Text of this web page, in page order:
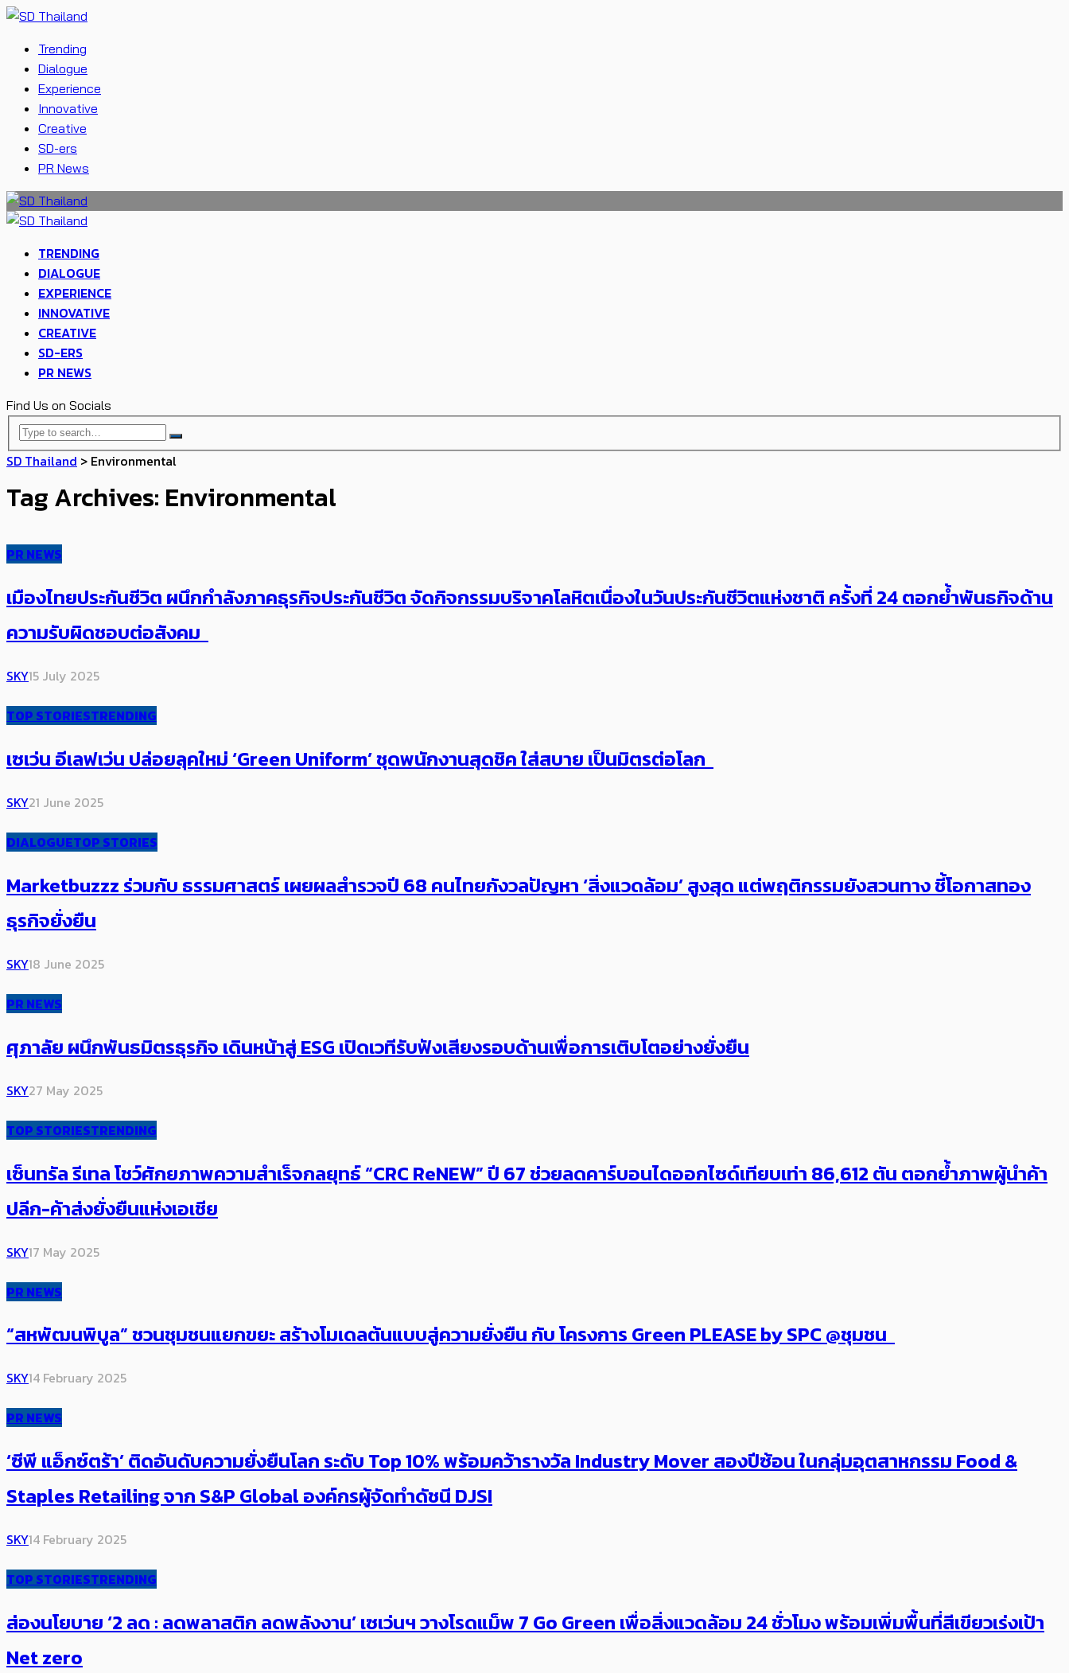
Trending
Dialogue
Experience
Innovative
Creative
SD-ers
PR News
TRENDING
DIALOGUE
EXPERIENCE
INNOVATIVE
CREATIVE
SD-ERS
PR NEWS
Find Us on Socials
SD Thailand > Environmental
Tag Archives: Environmental
PR NEWS
เมืองไทยประกันชีวิต ผนึกกำลังภาคธุรกิจประกันชีวิต จัดกิจกรรมบริจาคโลหิตเนื่องในวันประกันชีวิตแห่งชาติ ครั้งที่ 24 ตอกย้ำพันธกิจด้าน
ความรับผิดชอบต่อสังคม
SKY15 July 2025
TOP STORIESTRENDING
เซเว่น อีเลฟเว่น ปล่อยลุคใหม่ ‘Green Uniform’ ชุดพนักงานสุดชิค ใส่สบาย เป็นมิตรต่อโลก
SKY21 June 2025
DIALOGUETOP STORIES
Marketbuzzz ร่วมกับ ธรรมศาสตร์ เผยผลสำรวจปี 68 คนไทยกังวลปัญหา ‘สิ่งแวดล้อม’ สูงสุด แต่พฤติกรรมยังสวนทาง ชี้โอกาสทอง
ธุรกิจยั่งยืน
SKY18 June 2025
PR NEWS
ศุภาลัย ผนึกพันธมิตรธุรกิจ เดินหน้าสู่ ESG เปิดเวทีรับฟังเสียงรอบด้านเพื่อการเติบโตอย่างยั่งยืน
SKY27 May 2025
TOP STORIESTRENDING
เซ็นทรัล รีเทล โชว์ศักยภาพความสำเร็จกลยุทธ์ “CRC ReNEW” ปี 67 ช่วยลดคาร์บอนไดออกไซด์เทียบเท่า 86,612 ตัน ตอกย้ำภาพผู้นำค้า
ปลีก-ค้าส่งยั่งยืนแห่งเอเชีย
SKY17 May 2025
PR NEWS
“สหพัฒนพิบูล” ชวนชุมชนแยกขยะ สร้างโมเดลต้นแบบสู่ความยั่งยืน กับ โครงการ Green PLEASE by SPC @ชุมชน
SKY14 February 2025
PR NEWS
‘ซีพี แอ็กซ์ตร้า’ ติดอันดับความยั่งยืนโลก ระดับ Top 10% พร้อมคว้ารางวัล Industry Mover สองปีซ้อน ในกลุ่มอุตสาหกรรม Food &
Staples Retailing จาก S&P Global องค์กรผู้จัดทำดัชนี DJSI
SKY14 February 2025
TOP STORIESTRENDING
ส่องนโยบาย​ ‘2 ลด : ลดพลาสติก ลดพลังงาน’ เซเว่นฯ วางโรดแม็พ 7 Go Green เพื่อสิ่งแวดล้อม 24 ชั่วโมง ​พร้อมเพิ่มพื้นที่สีเขียวเร่งเป้า
Net zero